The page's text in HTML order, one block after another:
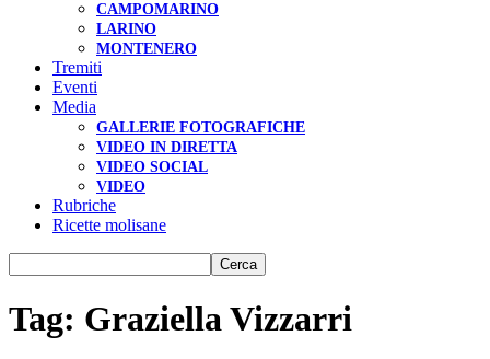
CAMPOMARINO
LARINO
MONTENERO
Tremiti
Eventi
Media
GALLERIE FOTOGRAFICHE
VIDEO IN DIRETTA
VIDEO SOCIAL
VIDEO
Rubriche
Ricette molisane
Tag: Graziella Vizzarri